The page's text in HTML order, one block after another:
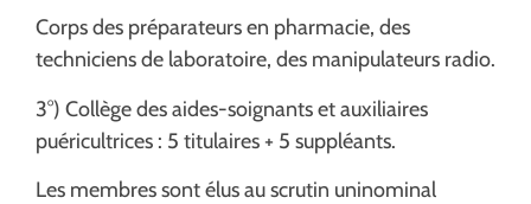
Corps des préparateurs en pharmacie, des
techniciens de laboratoire, des manipulateurs radio.
3°) Collège des aides-soignants et auxiliaires
puéricultrices : 5 titulaires + 5 suppléants.
Les membres sont élus au scrutin uninominal